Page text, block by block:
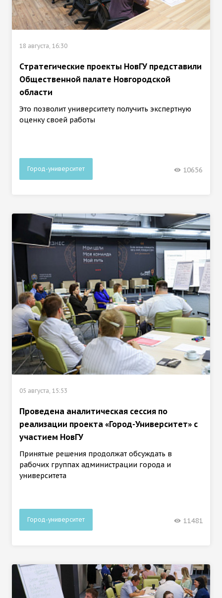
18 августа, 16:30
Стратегические проекты НовГУ представили
Общественной палате Новгородской
области
Это позволит университету получить экспертную
оценку своей работы
Город-университет 10656
05 августа, 15:53
Проведена аналитическая сессия по
реализации проекта «Город-Университет» с
участием НовГУ
Принятые решения продолжат обсуждать в
рабочих группах администрации города и
университета
Город-университет 11481